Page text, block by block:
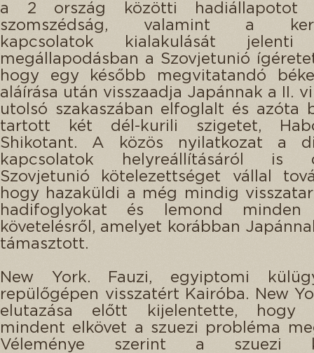
a 2 ország közötti
szomszédság, valamint a
kapcsolatok kialakulását
megállapodásban a Szovjetunió
hogy egy később megvitatandó
aláírása után visszaadja Japánnak a II.
utolsó szakaszában elfoglalt és azóta
tartott két dél-kurili szigetet,
Shikotant. A közös nyilatkozat a
kapcsolatok helyreállításáról
Szovjetunió kötelezettséget vállal
hogy hazaküldi a még mindig
hadifoglyokat és lemond minden
követelésről, amelyet korábban
támasztott.
New York. Fauzi, egyiptomi
repülőgépen visszatért Kairóba. New
elutazása előtt kijelentette, hogy
mindent elkövet a szuezi probléma
Véleménye szerint a szuezi